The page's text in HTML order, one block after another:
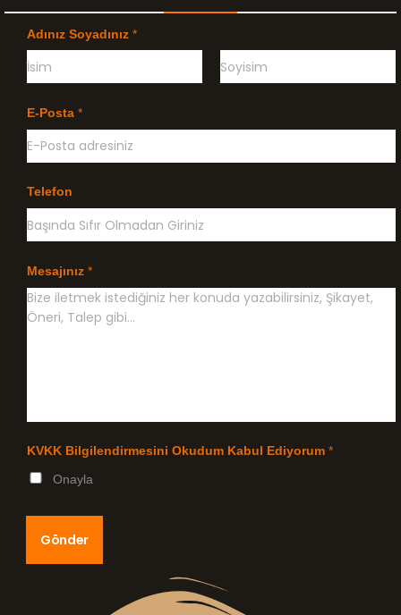
Adınız Soyadınız *
c
e
i
l
e
E-Posta *
Telefon
Mesajınız *
KVKK Bilgilendirmesini Okudum Kabul Ediyorum *
Onayla
Gönder